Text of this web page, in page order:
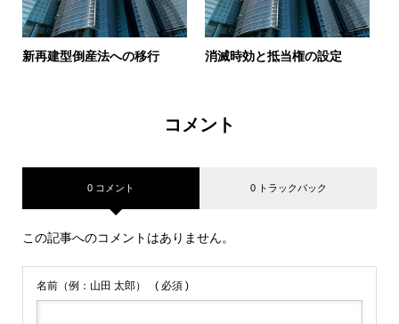
新再建型倒産法への移行 消滅時効と抵当権の設定
コメント
0 コメント 0 トラックバック
この記事へのコメントはありません。
名前（例：山田 太郎） ( 必須 )